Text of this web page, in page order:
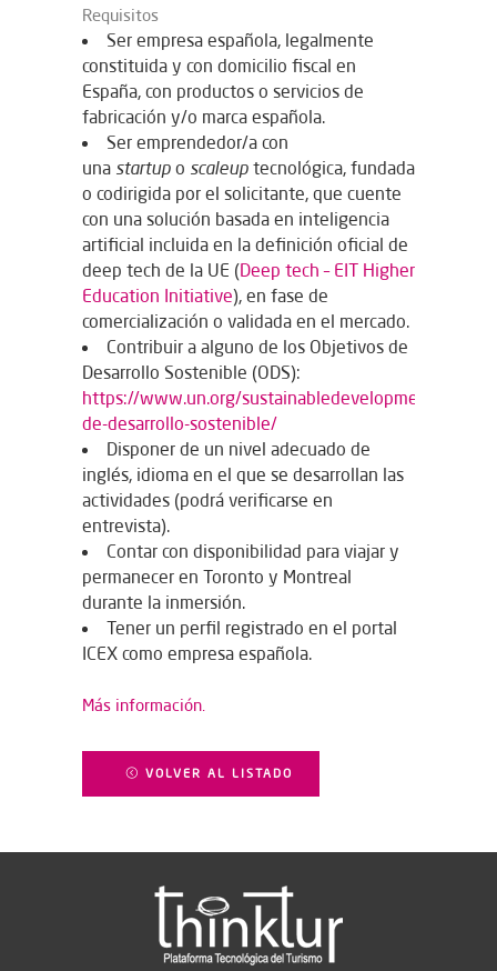
Requisitos
Ser empresa española, legalmente
constituida y con domicilio fiscal en
España, con productos o servicios de
fabricación y/o marca española.
Ser emprendedor/a con
una startup o scaleup tecnológica, fundada
o codirigida por el solicitante, que cuente
con una solución basada en inteligencia
artificial incluida en la definición oficial de
deep tech de la UE (Deep tech – EIT Higher
Education Initiative), en fase de
comercialización o validada en el mercado.
Contribuir a alguno de los Objetivos de
Desarrollo Sostenible (ODS):
https://www.un.org/sustainabledevelopment/es/
de-desarrollo-sostenible/
Disponer de un nivel adecuado de
inglés, idioma en el que se desarrollan las
actividades (podrá verificarse en
entrevista).
Contar con disponibilidad para viajar y
permanecer en Toronto y Montreal
durante la inmersión.
Tener un perfil registrado en el portal
ICEX como empresa española.
Más información.
VOLVER AL LISTADO